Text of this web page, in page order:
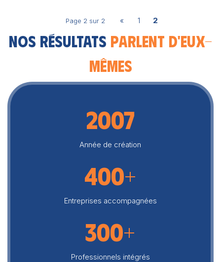
Page 2 sur 2 « 1 2
Nos résultats parlent d'eux-
mêmes
2007
Année de création
400+
Entreprises accompagnées
300+
Professionnels intégrés